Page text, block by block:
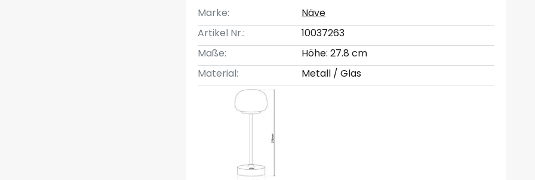
Marke:
Näve
Artikel Nr.:
10037263
Maße:
Höhe: 27.8 cm
Material:
Metall / Glas